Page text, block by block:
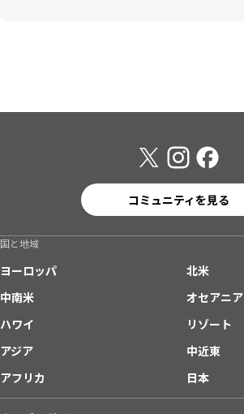
コミュニティを見る
国と地域
ヨーロッパ
北米
中南米
オセアニア
ハワイ
リゾート
アジア
中近東
アフリカ
日本